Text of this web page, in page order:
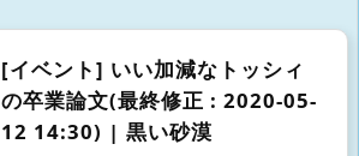
[イベント] いい加減なトッシィ
の卒業論文(最終修正 : 2020-05-
12 14:30) | 黒い砂漠